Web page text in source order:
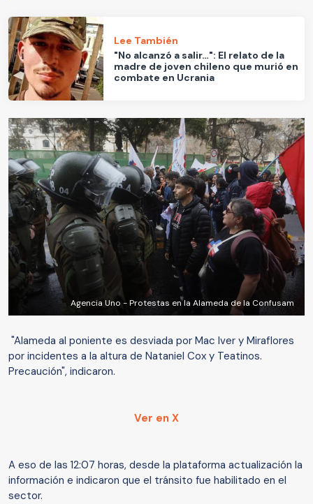
Lee También
"No alcanzó a salir…": El relato de la
madre de joven chileno que murió en
combate en Ucrania
Agencia Uno - Protestas en la Alameda de la Confusam
"Alameda al poniente es desviada por Mac Iver y Miraflores
por incidentes a la altura de Nataniel Cox y Teatinos.
Precaución", indicaron.
Ver en X
A eso de las 12:07 horas, desde la plataforma actualización la
información e indicaron que el tránsito fue habilitado en el
sector.